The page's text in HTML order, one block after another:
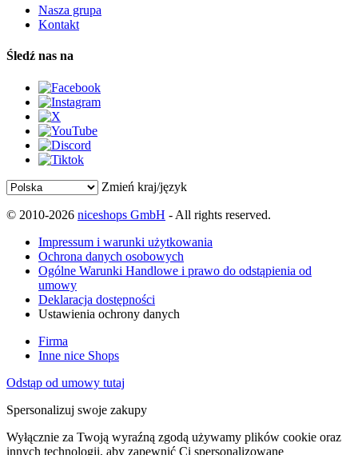
Nasza grupa
Kontakt
Śledź nas na
Zmień kraj/język
© 2010-2026 niceshops GmbH - All rights reserved.
Impressum i warunki użytkowania
Ochrona danych osobowych
Ogólne Warunki Handlowe i prawo do odstąpienia od
umowy
Deklaracja dostępności
Ustawienia ochrony danych
Firma
Inne nice Shops
Odstąp od umowy tutaj
Spersonalizuj swoje zakupy
Wyłącznie za Twoją wyraźną zgodą używamy plików cookie oraz
innych technologii, aby zapewnić Ci spersonalizowane